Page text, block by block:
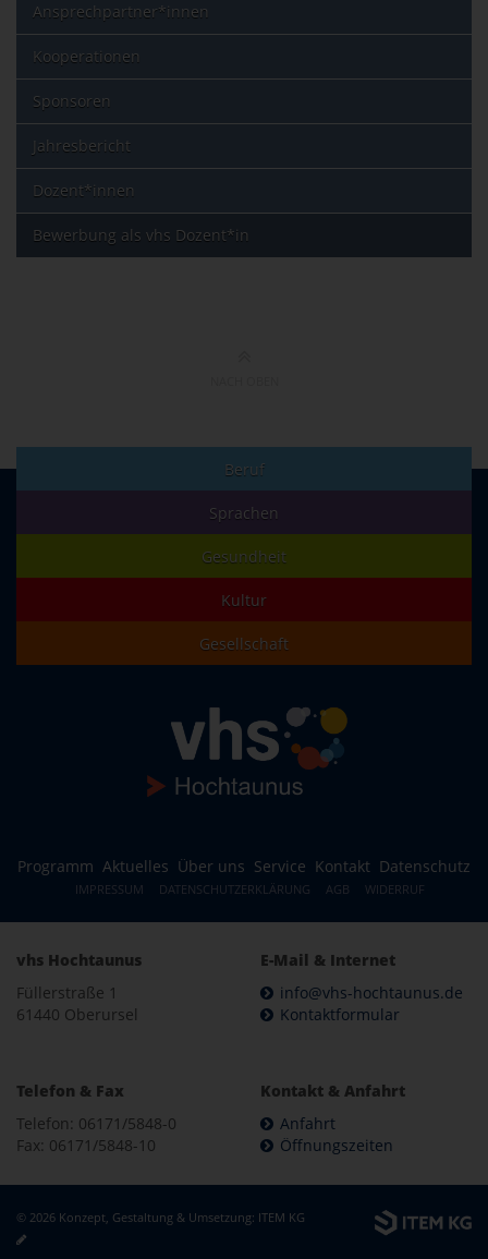
Ansprechpartner*innen
Kooperationen
Sponsoren
Jahresbericht
Dozent*innen
Bewerbung als vhs Dozent*in
Beruf
Sprachen
Gesundheit
Kultur
Gesellschaft
Programm Aktuelles Über uns Service Kontakt Datenschutz
IMPRESSUM DATENSCHUTZERKLÄRUNG AGB WIDERRUF
vhs Hochtaunus
Füllerstraße 1
61440 Oberursel
E-Mail & Internet
info@vhs-hochtaunus.de
Kontaktformular
Telefon & Fax
Telefon: 06171/5848-0
Fax: 06171/5848-10
Kontakt & Anfahrt
Anfahrt
Öffnungszeiten
© 2026 Konzept, Gestaltung & Umsetzung: ITEM KG